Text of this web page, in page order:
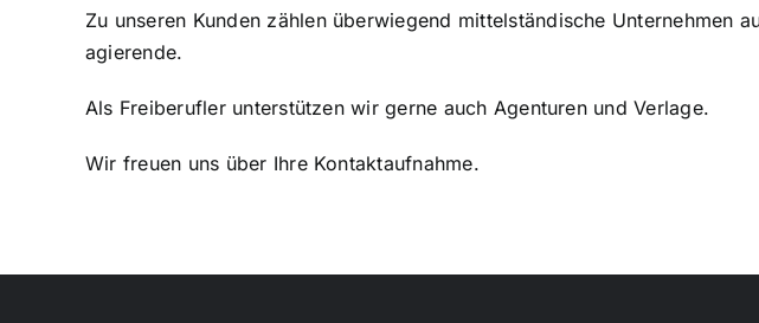
Zu unseren Kunden zählen überwiegend mittelständische Unternehmen
agierende.
Als Freiberufler unterstützen wir gerne auch Agenturen und Verlage.
Wir freuen uns über Ihre Kontaktaufnahme.